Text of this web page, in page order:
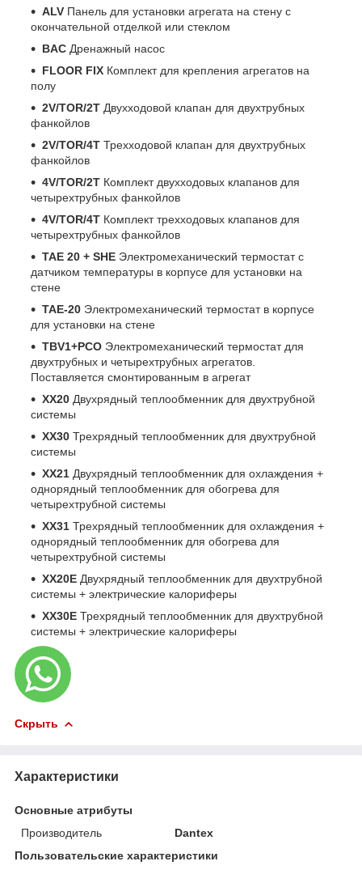
ALV Панель для установки агрегата на стену с
окончательной отделкой или стеклом
BAC Дренажный насос
FLOOR FIX Комплект для крепления агрегатов на
полу
2V/TOR/2T Двухходовой клапан для двухтрубных
фанкойлов
2V/TOR/4T Трехходовой клапан для двухтрубных
фанкойлов
4V/TOR/2T Комплект двухходовых клапанов для
четырехтрубных фанкойлов
4V/TOR/4T Комплект трехходовых клапанов для
четырехтрубных фанкойлов
TAE 20 + SHE Электромеханический термостат с
датчиком температуры в корпусе для установки на
стене
TAE-20 Электромеханический термостат в корпусе
для установки на стене
TBV1+PCO Электромеханический термостат для
двухтрубных и четырехтрубных агрегатов.
Поставляется смонтированным в агрегат
XX20 Двухрядный теплообменник для двухтрубной
системы
XX30 Трехрядный теплообменник для двухтрубной
системы
XX21 Двухрядный теплообменник для охлаждения +
однорядный теплообменник для обогрева для
четырехтрубной системы
XX31 Трехрядный теплообменник для охлаждения +
однорядный теплообменник для обогрева для
четырехтрубной системы
XX20E Двухрядный теплообменник для двухтрубной
системы + электрические калориферы
XX30E Трехрядный теплообменник для двухтрубной
системы + электрические калориферы
Скрыть
Характеристики
Основные атрибуты
Производитель
Dantex
Пользовательские характеристики